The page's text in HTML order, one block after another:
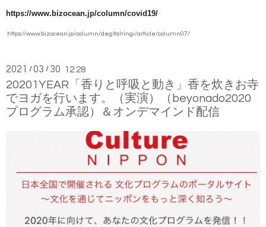
https://www.bizocean.jp/column/covid19/
https://www.bizocean.jp/column/degitalringi/article/column07/
2021 /03 / 30 12:28
20201YEAR「香りと呼吸と動き」香を炊きお寺
でヨガを行います。（実演）（beyonado2020
プログラム承認）＆オンデマインド配信